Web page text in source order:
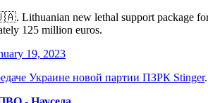
Lithuanian new lethal support package
125 million euros.
19, 2023
Украине новой партии ПЗРК Stinger.